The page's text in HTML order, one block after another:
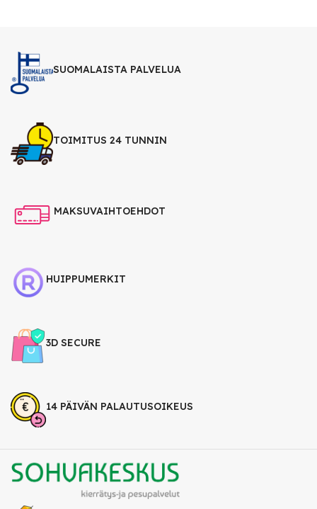
SUOMALAISTA PALVELUA
TOIMITUS 24 TUNNIN
MAKSUVAIHTOEHDOT
HUIPPUMERKIT
3D SECURE
14 PÄIVÄN PALAUTUSOIKEUS